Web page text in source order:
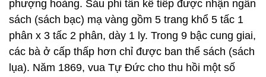
phượng hoàng. Sáu phi tần kế tiếp được nhận ngân
sách (sách bạc) mạ vàng gồm 5 trang khổ 5 tấc 1
phân x 3 tấc 2 phân, dày 1 ly. Trong 9 bậc cung giai,
các bà ở cấp thấp hơn chỉ được ban thể sách (sách
lụa). Năm 1869, vua Tự Đức cho thu hồi một số